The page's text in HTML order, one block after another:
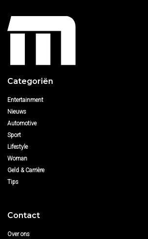
Categoriën
Entertainment
Nieuws
Automotive
Sport
Lifestyle
Woman
Geld & Carrière
Tips
Contact
Over ons